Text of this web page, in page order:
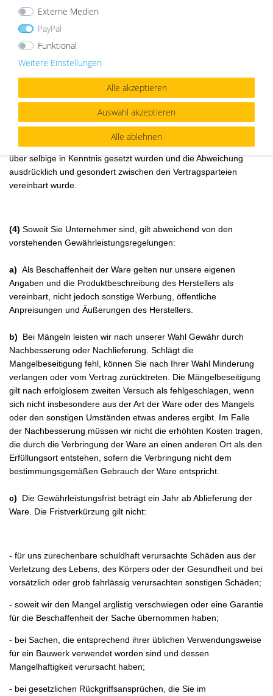
umgehend auf Vollständigkeit, offensichtliche Mängel und
Transportschäden zu überprüfen und uns sowie dem Spediteur
Beanstandungen schnellstmöglich mitzuteilen. Kommen Sie dem
nicht nach, hat dies keine Auswirkung auf Ihre gesetzlichen
Soweit ein Merkmal der Ware von den objektiven
Anforderungen abweicht, gilt die Abweichung nur dann als
vereinbart, wenn Sie vor Abgabe der Vertragserklärung durch uns
über selbige in Kenntnis gesetzt wurden und die Abweichung
ausdrücklich und gesondert zwischen den Vertragsparteien
vereinbart wurde.
(4) Soweit Sie Unternehmer sind, gilt abweichend von den
vorstehenden Gewährleistungsregelungen:
a) Als Beschaffenheit der Ware gelten nur unsere eigenen
Angaben und die Produktbeschreibung des Herstellers als
vereinbart, nicht jedoch sonstige Werbung, öffentliche
Anpreisungen und Äußerungen des Herstellers.
b) Bei Mängeln leisten wir nach unserer Wahl Gewähr durch
Nachbesserung oder Nachlieferung. Schlägt die
Mangelbeseitigung fehl, können Sie nach Ihrer Wahl Minderung
verlangen oder vom Vertrag zurücktreten. Die Mängelbeseitigung
gilt nach erfolglosem zweiten Versuch als fehlgeschlagen, wenn
sich nicht insbesondere aus der Art der Ware oder des Mangels
oder den sonstigen Umständen etwas anderes ergibt. Im Falle
der Nachbesserung müssen wir nicht die erhöhten Kosten tragen,
die durch die Verbringung der Ware an einen anderen Ort als den
Erfüllungsort entstehen, sofern die Verbringung nicht dem
bestimmungsgemäßen Gebrauch der Ware entspricht.
c) Die Gewährleistungsfrist beträgt ein Jahr ab Ablieferung der
Ware. Die Fristverkürzung gilt nicht:
- für uns zurechenbare schuldhaft verursachte Schäden aus der
Verletzung des Lebens, des Körpers oder der Gesundheit und bei
vorsätzlich oder grob fahrlässig verursachten sonstigen Schäden;
- soweit wir den Mangel arglistig verschwiegen oder eine Garantie
für die Beschaffenheit der Sache übernommen haben;
- bei Sachen, die entsprechend ihrer üblichen Verwendungsweise
für ein Bauwerk verwendet worden sind und dessen
Mangelhaftigkeit verursacht haben;
- bei gesetzlichen Rückgriffsansprüchen, die Sie im
Externe Medien
PayPal
Funktional
Weitere Einstellungen
Alle akzeptieren
Auswahl akzeptieren
Alle ablehnen